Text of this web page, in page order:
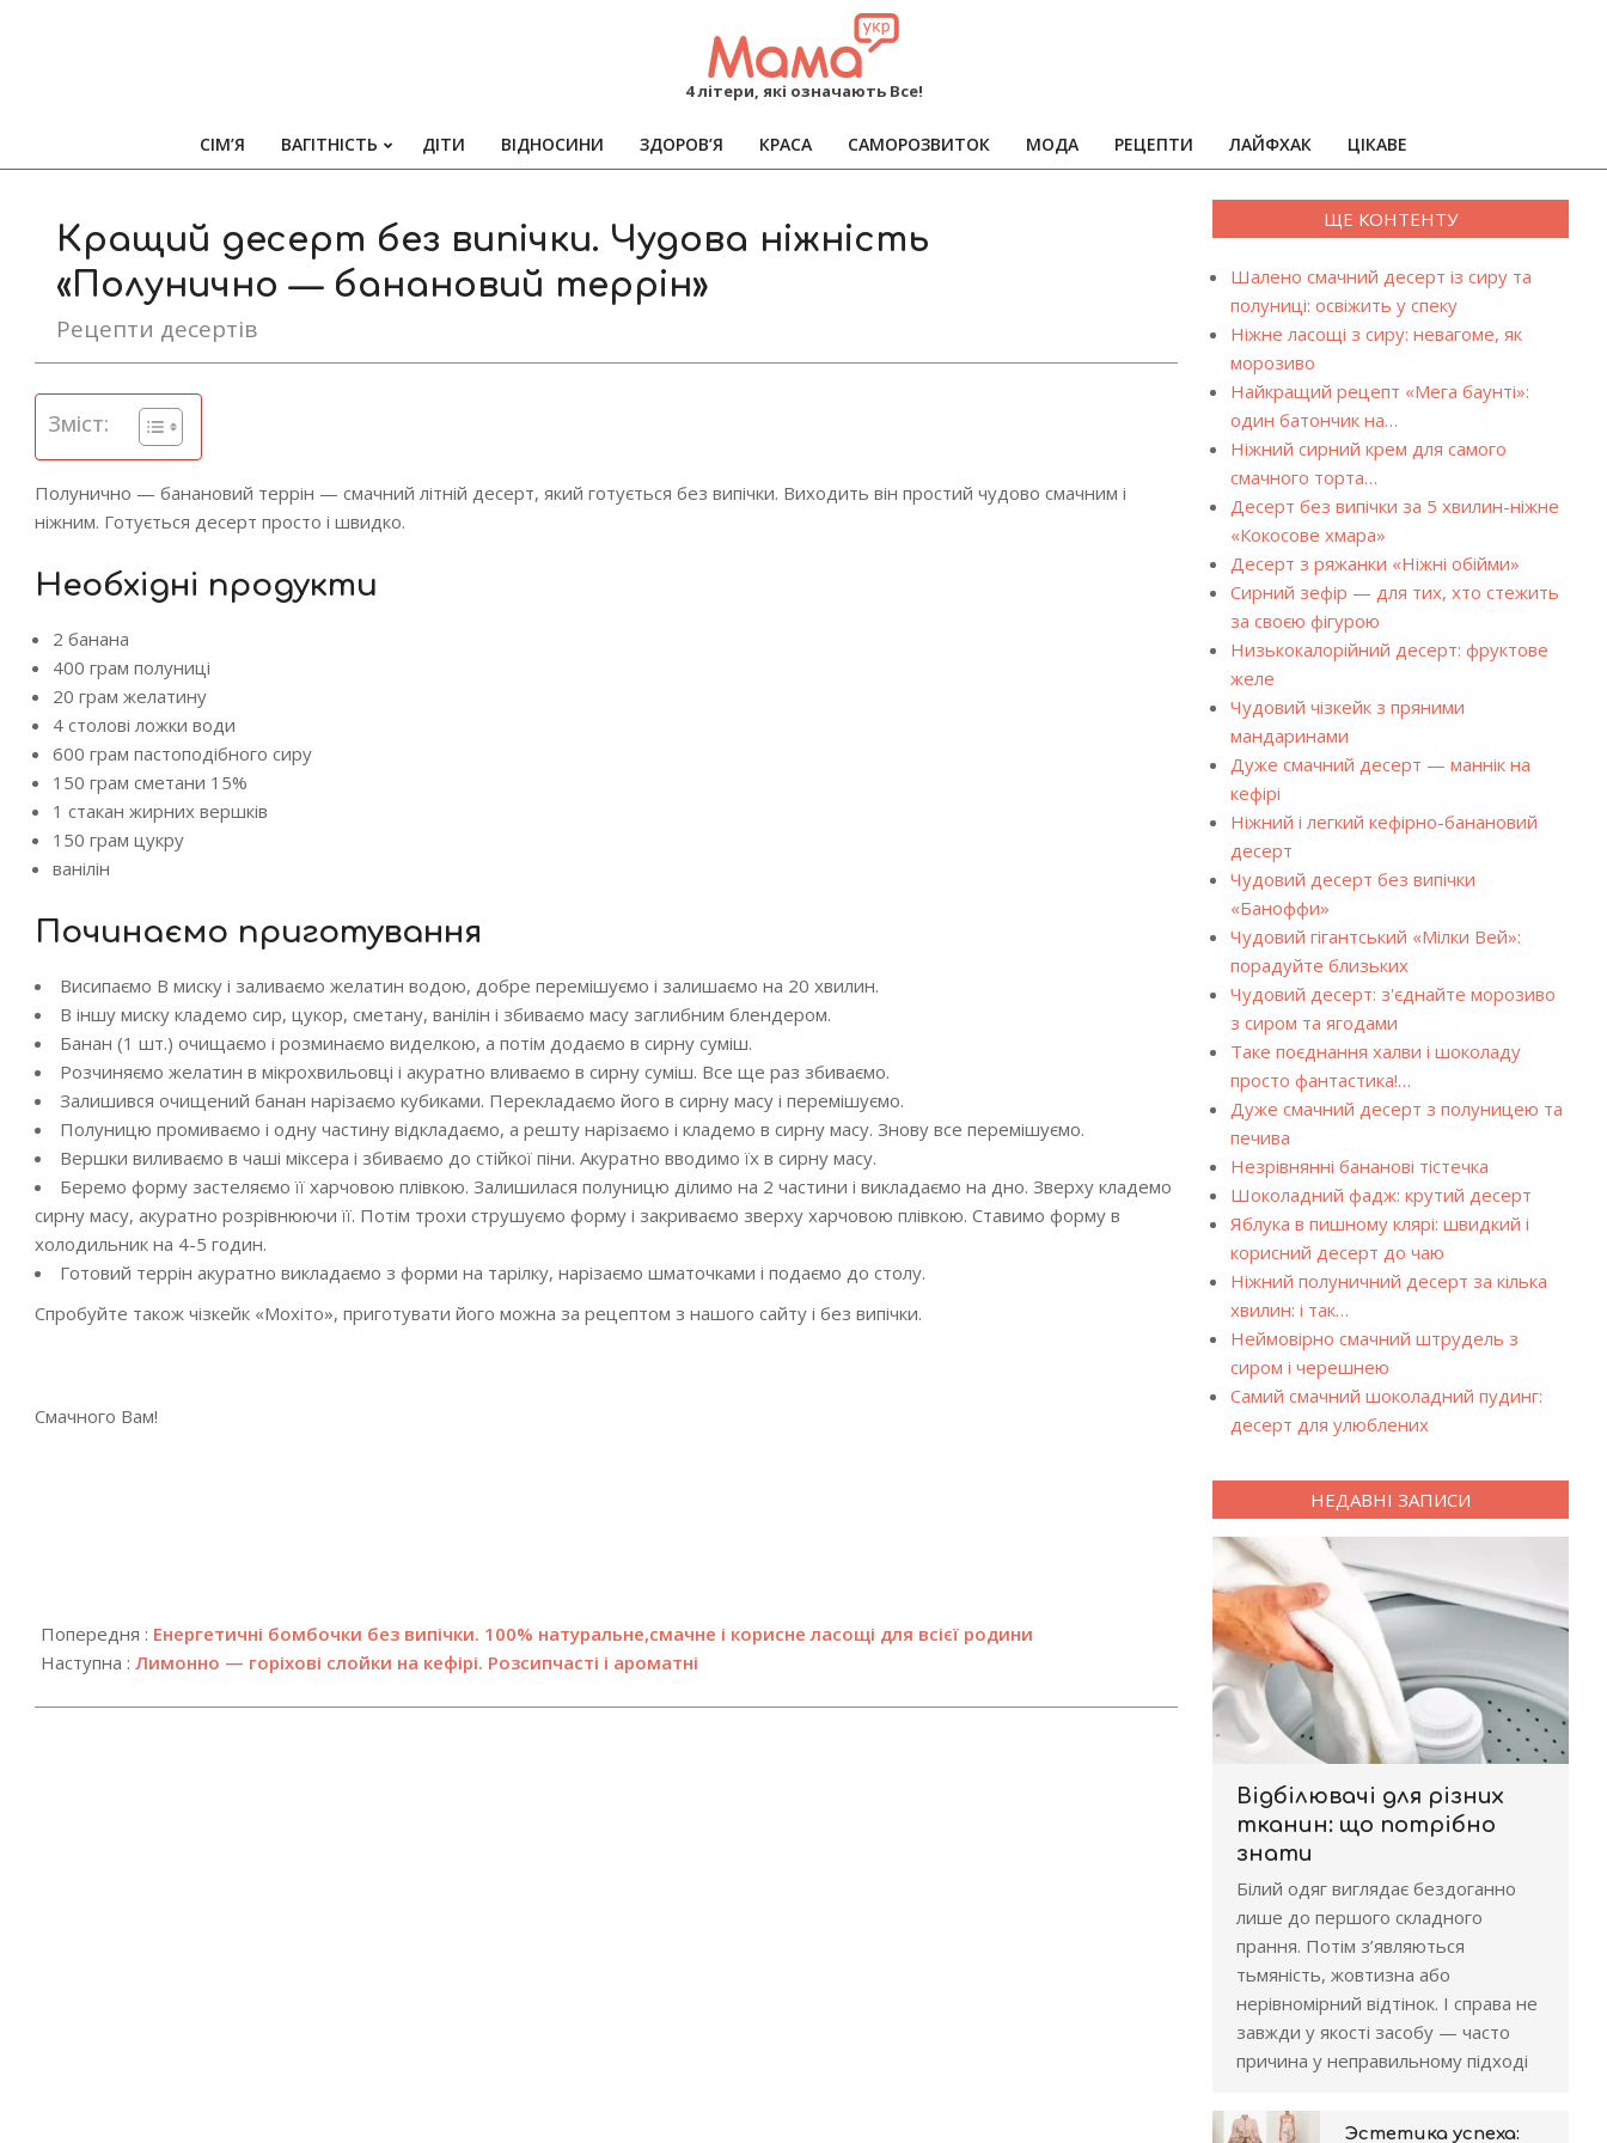
MAMA
4 літери, які означають Все!
Primary
СІМ’Я ВАГІТНІСТЬ ДІТИ ВІДНОСИНИ ЗДОРОВ’Я КРАСА САМОРОЗВИТОК МОДА РЕЦЕПТИ ЛАЙФХАК ЦІКАВЕ
Кращий десерт без випічки. Чудова ніжність
«Полунично — банановий террін»
Рецепти десертів
Зміст:
Полунично — банановий террін — смачний літній десерт, який готується без випічки. Виходить він простий чудово смачним і
ніжним. Готується десерт просто і швидко.
Необхідні продукти
2 банана
400 грам полуниці
20 грам желатину
4 столові ложки води
600 грам пастоподібного сиру
150 грам сметани 15%
1 стакан жирних вершків
150 грам цукру
ванілін
Починаємо приготування
Висипаємо В миску і заливаємо желатин водою, добре перемішуємо і залишаємо на 20 хвилин.
В іншу миску кладемо сир, цукор, сметану, ванілін і збиваємо масу заглибним блендером.
Банан (1 шт.) очищаємо і розминаємо виделкою, а потім додаємо в сирну суміш.
Розчиняємо желатин в мікрохвильовці і акуратно вливаємо в сирну суміш. Все ще раз збиваємо.
Залишився очищений банан нарізаємо кубиками. Перекладаємо його в сирну масу і перемішуємо.
Полуницю промиваємо і одну частину відкладаємо, а решту нарізаємо і кладемо в сирну масу. Знову все перемішуємо.
Вершки виливаємо в чаші міксера і збиваємо до стійкої піни. Акуратно вводимо їх в сирну масу.
Беремо форму застеляємо її харчовою плівкою. Залишилася полуницю ділимо на 2 частини і викладаємо на дно. Зверху кладемо
сирну масу, акуратно розрівнюючи її. Потім трохи струшуємо форму і закриваємо зверху харчовою плівкою. Ставимо форму в
холодильник на 4-5 годин.
Готовий террін акуратно викладаємо з форми на тарілку, нарізаємо шматочками і подаємо до столу.
Спробуйте також чізкейк «Мохіто», приготувати його можна за рецептом з нашого сайту і без випічки.
Смачного Вам!
08-
06
Попередня : Енергетичні бомбочки без випічки. 100% натуральне,смачне і корисне ласощі для всієї родини
Наступна : Лимонно — горіхові слойки на кефірі. Розсипчасті і ароматні
ЩЕ КОНТЕНТУ
Шалено смачний десерт із сиру та
полуниці: освіжить у спеку
Ніжне ласощі з сиру: невагоме, як
морозиво
Найкращий рецепт «Мега баунті»:
один батончик на…
Ніжний сирний крем для самого
смачного торта…
Десерт без випічки за 5 хвилин-ніжне
«Кокосове хмара»
Десерт з ряжанки «Ніжні обійми»
Сирний зефір — для тих, хто стежить
за своєю фігурою
Низькокалорійний десерт: фруктове
желе
Чудовий чізкейк з пряними
мандаринами
Дуже смачний десерт — маннік на
кефірі
Ніжний і легкий кефірно-банановий
десерт
Чудовий десерт без випічки
«Баноффи»
Чудовий гігантський «Мілки Вей»:
порадуйте близьких
Чудовий десерт: з'єднайте морозиво
з сиром та ягодами
Таке поєднання халви і шоколаду
просто фантастика!…
Дуже смачний десерт з полуницею та
печива
Незрівнянні бананові тістечка
Шоколадний фадж: крутий десерт
Яблука в пишному клярі: швидкий і
корисний десерт до чаю
Ніжний полуничний десерт за кілька
хвилин: і так…
Неймовірно смачний штрудель з
сиром і черешнею
Самий смачний шоколадний пудинг:
десерт для улюблених
НЕДАВНІ ЗАПИСИ
Відбілювачі для різних
тканин: що потрібно
знати
Білий одяг виглядає бездоганно
лише до першого складного
прання. Потім з’являються
тьмяність, жовтизна або
нерівномірний відтінок. І справа не
завжди у якості засобу — часто
причина у неправильному підході
Эстетика успеха: